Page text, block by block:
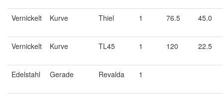
Vernickelt Kurve Thiel 1 76.5 45.0
Vernickelt Kurve TL45 1 120 22.5
Edelstahl Gerade Revalda 1